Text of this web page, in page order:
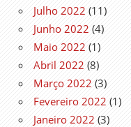
Julho 2022 (11)
Junho 2022 (4)
Maio 2022 (1)
Abril 2022 (8)
Março 2022 (3)
Fevereiro 2022 (1)
Janeiro 2022 (3)